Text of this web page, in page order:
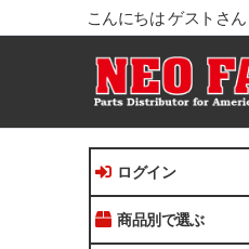
こんにちは ゲストさん
ログイン
商品別で選ぶ